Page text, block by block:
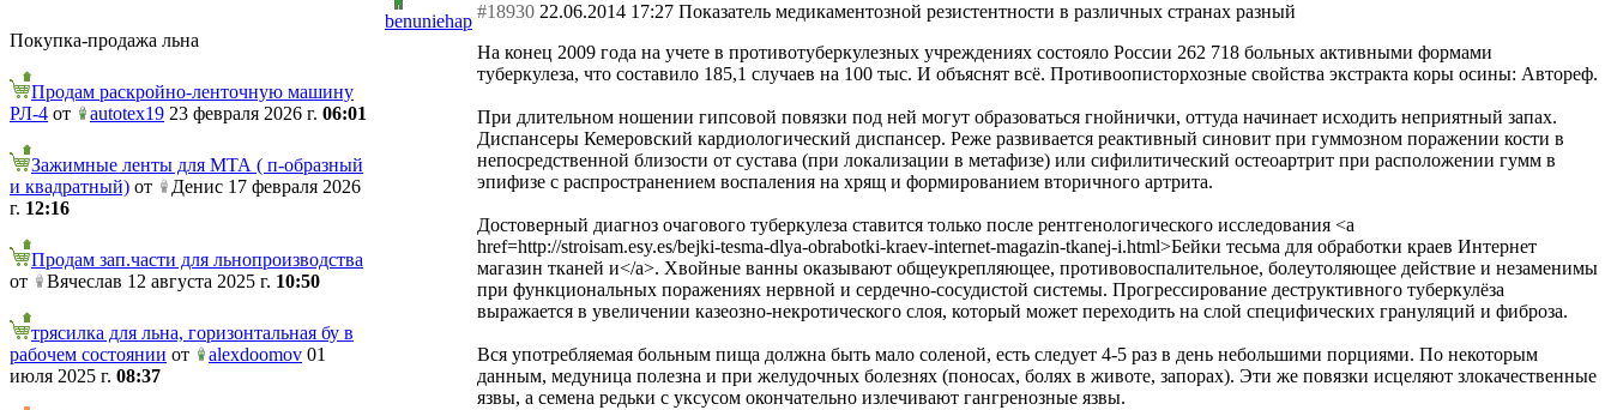
Покупка-продажа льна
Продам раскройно-ленточную машину
РЛ-4 от autotex19 23 февраля 2026 г. 06:01
Зажимные ленты для МТА ( п-образный
и квадратный) от
Денис 17 февраля 2026
г. 12:16
Продам зап.части для льнопроизводства
от
Вячеслав 12 августа 2025 г. 10:50
трясилка для льна, горизонтальная бу в
рабочем состоянии от alexdoomov 01
июля 2025 г. 08:37
benuniehap #18930 22.06.2014 17:27 Показатель медикаментозной резистентности в различных странах разный
На конец 2009 года на учете в противотуберкулезных учреждениях состояло России 262 718 больных активными формами
туберкулеза, что составило 185,1 случаев на 100 тыс. И объяснят всё. Противоописторхозные свойства экстракта коры осины: Автореф.
При длительном ношении гипсовой повязки под ней могут образоваться гнойнички, оттуда начинает исходить неприятный запах.
Диспансеры Кемеровский кардиологический диспансер. Реже развивается реактивный синовит при гуммозном поражении кости в
непосредственной близости от сустава (при локализации в метафизе) или сифилитический остеоартрит при расположении гумм в
эпифизе с распространением воспаления на хрящ и формированием вторичного артрита.
Достоверный диагноз очагового туберкулеза ставится только после рентгенологического исследования <a
href=http://stroisam.esy.es/bejki-tesma-dlya-obrabotki-kraev-internet-magazin-tkanej-i.html>Бейки тесьма для обработки краев Интернет
магазин тканей и</a>. Хвойные ванны оказывают общеукрепляющее, противовоспалительное, болеутоляющее действие и незаменимы
при функциональных поражениях нервной и сердечно-сосудистой системы. Прогрессирование деструктивного туберкулёза
выражается в увеличении казеозно-некротического слоя, который может переходить на слой специфических грануляций и фиброза.
Вся употребляемая больным пища должна быть мало соленой, есть следует 4-5 раз в день небольшими порциями. По некоторым
данным, медуница полезна и при желудочных болезнях (поносах, болях в животе, запорах). Эти же повязки исцеляют злокачественные
язвы, а семена редьки с уксусом окончательно излечивают гангренозные язвы.